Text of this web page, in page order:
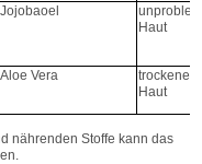
Jojobaoel
Haut
Aloe Vera
trockene
Haut
nährenden Stoffe kann das